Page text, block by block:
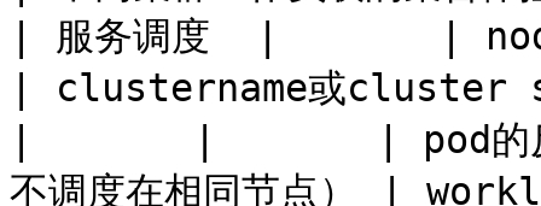
| 服务调度  |       |
| clustername或
|       |       | pod的反亲
不调度在相同节点） |